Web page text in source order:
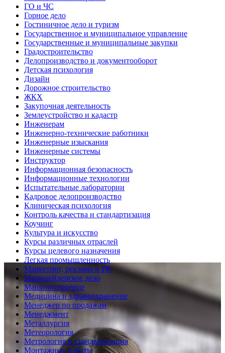
ГО и ЧС
Горное дело
Гостиничное дело и туризм
Государственное и муниципальное управление
Государственные и муниципальные закупки
Градостроительство
Делопроизводство и документооборот
Детская психология
Дизайн
Дорожное строительство
ЖКХ
Закупочная деятельность
Землеустройство и кадастр
Инженерам
Инженерно-технические работники
Инженерные изыскания
Инженерные системы
Инструктор
Информационная безопасность
Информационные технологии
Испытательные лаборатории
Кадровое делопроизводство
Клиническая психология
Контроль качества и стандартизация
Коучинг
Культура и искусство
Курсы различных отраслей
Курсы целевого назначения
Легкая промышленность
Маркетинг, реклама и PR
Маркшейдерское дело
Машиностроение
Медицина и здравоохранение
Менеджер по продажам
Менеджмент
Металлургия
Метеорология
Метрология и стандартизация
Монтажные работы